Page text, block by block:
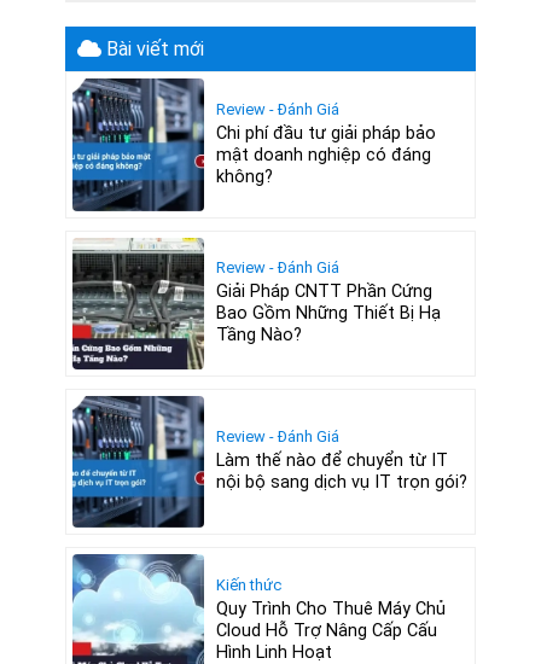
Bài viết mới
Review - Đánh Giá
Chi phí đầu tư giải pháp bảo
mật doanh nghiệp có đáng
không?
Review - Đánh Giá
Giải Pháp CNTT Phần Cứng
Bao Gồm Những Thiết Bị Hạ
Tầng Nào?
Review - Đánh Giá
Làm thế nào để chuyển từ IT
nội bộ sang dịch vụ IT trọn gói?
Kiến thức
Quy Trình Cho Thuê Máy Chủ
Cloud Hỗ Trợ Nâng Cấp Cấu
Hình Linh Hoạt